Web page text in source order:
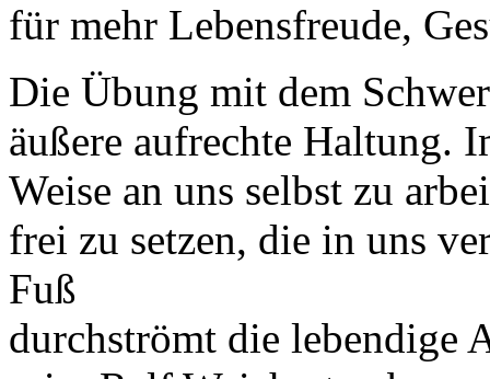
für mehr Lebensfreude,
Die Übung mit dem
äußere aufrechte Haltung.
Weise an uns selbst zu
frei zu setzen, die in uns
Fuß
durchströmt die lebendige